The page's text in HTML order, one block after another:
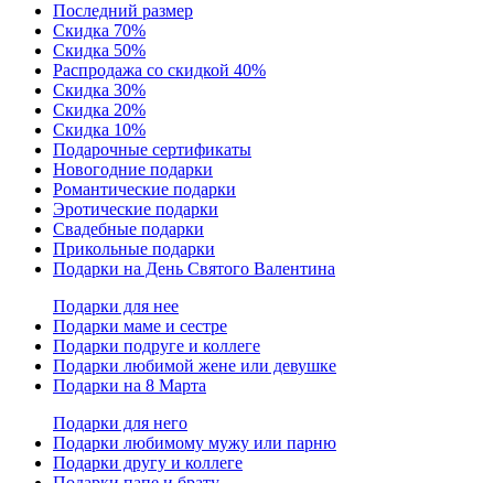
Последний размер
Скидка 70%
Скидка 50%
Распродажа со скидкой 40%
Скидка 30%
Скидка 20%
Скидка 10%
Подарочные сертификаты
Новогодние подарки
Романтические подарки
Эротические подарки
Свадебные подарки
Прикольные подарки
Подарки на День Святого Валентина
Подарки для нее
Подарки маме и сестре
Подарки подруге и коллеге
Подарки любимой жене или девушке
Подарки на 8 Марта
Подарки для него
Подарки любимому мужу или парню
Подарки другу и коллеге